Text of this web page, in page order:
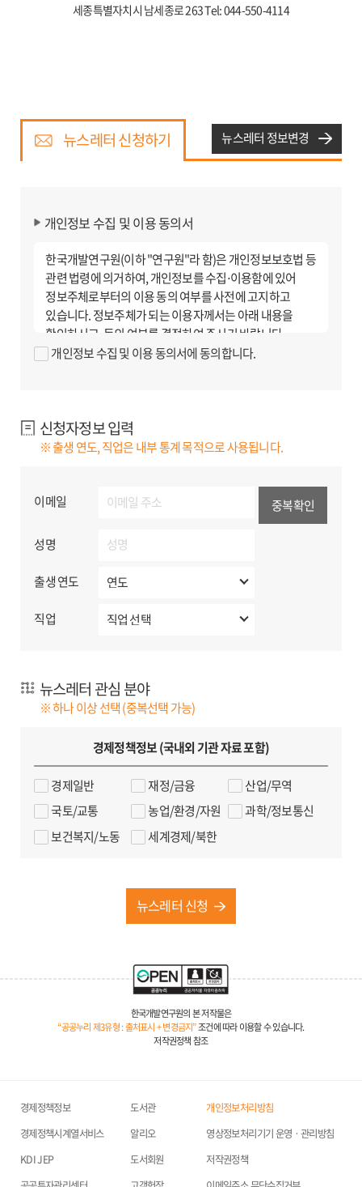
세종특별자치시 남세종로 263 Tel: 044-550-4114
뉴스레터 신청하기 뉴스레터 정보변경
개인정보 수집 및 이용 동의서
한국개발연구원(이하 "연구원"라 함)은 개인정보보호법 등
관련 법령에 의거하여, 개인정보를 수집⋅이용함에 있어
정보주체로부터의 이용 동의 여부를 사전에 고지하고
있습니다. 정보주체가 되는 이용자께서는 아래 내용을
확인하시고, 동의 여부를 결정하여 주시기 바랍니다.
있습니다.
※ 현재, 만 14세 미만 아동에 대한 뉴스레터 신청은 받지
2. 수집하는 개인정보의 항목
- 필수 입력 항목: 이메일, 성명, 출생연도(내부통계용),
직업분류(내부통계용), 뉴스레터 관심 분야
3. 개인정보의 보유 및 이용 기간: 뉴스레터
서비스 수신거부 시까지
수신 거부시 즉시 완전파기 되며 수신인의 이메일 계정
제외할 수 있습니다.
- 위탁받는 자: ㈜스티비
- 위탁하는 업무의 내용: 뉴스레터 발송
- 위탁 기간: 뉴스레터 서비스 탈퇴 시까지
- 한국개발연구원은 위탁계약 체결 시 「개인정보
보호법」 제26조(업무위탁에 따른 개인정보의 처리 제한)
에 따라 위탁업무 수행목적 외 개인정보 처리금지, 안전성
수탁자가 개인정보를 안전하게 처리하는지를 감독하고
위의 개인정보 수집·이에 대한 동의를 거부할 수 있습니다.
그러나 동의를 거부할 경우 연구원의 이메일 서비스
6. 개인정보의 파기에 관한 사항: 뉴스레터 서비스 탈퇴
개인정보 수집 및 이용 동의서에 동의합니다.
신청자정보 입력
※ 출생 연도, 직업은 내부 통계 목적으로 사용됩니다.
이메일 중복확인
성명
출생 연도
직업
뉴스레터 관심 분야
※ 하나 이상 선택 (중복선택 가능)
경제정책정보 (국내외 기관 자료 포함)
경제일반 재정/금융
산업/무역
국토/교통
농업/환경/자원
과학/정보통신
보건복지/노동
세계경제/북한
뉴스레터 신청
한국개발연구원의 본 저작물은
“공공누리 제3유형 : 출처표시 + 변경금지”조건에 따라 이용할 수 있습니다.
저작권정책 참조
경제정책정보
경제정책시계열서비스
KDI JEP
도서관
알리오
도서회원
개인정보처리방침
영상정보처리기기 운영ㆍ관리방침
저작권정책